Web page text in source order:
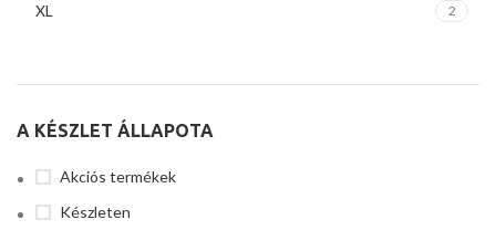
XL 2
A KÉSZLET ÁLLAPOTA
Akciós termékek
Készleten